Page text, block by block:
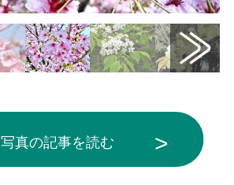
写真の記事を読む